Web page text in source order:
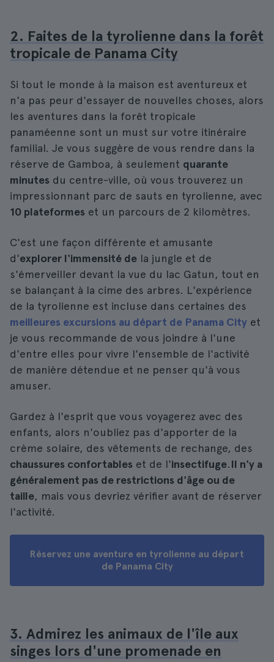
2. Faites de la tyrolienne dans la forêt
tropicale de Panama City
Si tout le monde à la maison est aventureux et
n'a pas peur d'essayer de nouvelles choses, alors
les aventures dans la forêt tropicale
panaméenne sont un must sur votre itinéraire
familial. Je vous suggère de vous rendre dans la
réserve de Gamboa, à seulement quarante
minutes du centre-ville, où vous trouverez un
impressionnant parc de sauts en tyrolienne, avec
10 plateformes et un parcours de 2 kilomètres.
C'est une façon différente et amusante
d'explorer l'immensité de la jungle et de
s'émerveiller devant la vue du lac Gatun, tout en
se balançant à la cime des arbres. L'expérience
de la tyrolienne est incluse dans certaines des
meilleures excursions au départ de Panama City et
je vous recommande de vous joindre à l'une
d'entre elles pour vivre l'ensemble de l'activité
de manière détendue et ne penser qu'à vous
amuser.
Gardez à l'esprit que vous voyagerez avec des
enfants, alors n'oubliez pas d'apporter de la
crème solaire, des vêtements de rechange, des
chaussures confortables et de l'insectifuge.Il n'y a
généralement pas de restrictions d'âge ou de
taille, mais vous devriez vérifier avant de réserver
l'activité.
Réservez une aventure en tyrolienne au départ
de Panama City
3. Admirez les animaux de l'île aux
singes lors d'une promenade en